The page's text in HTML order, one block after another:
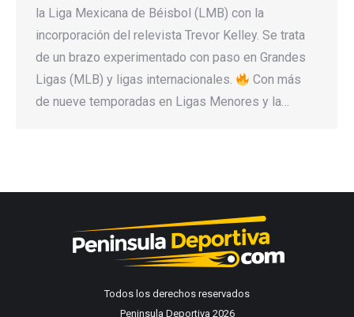
la Liga Mexicana de Béisbol (LMB) con la
incorporación del relevista Trevor Kelley. Se trata
de un brazo experimentado con paso en Grandes
Ligas (MLB) y ligas internacionales.
Con más
de nueve temporadas en Ligas Menores y la…
Todos los derechos reservados
Peninsula Deportiva 2026